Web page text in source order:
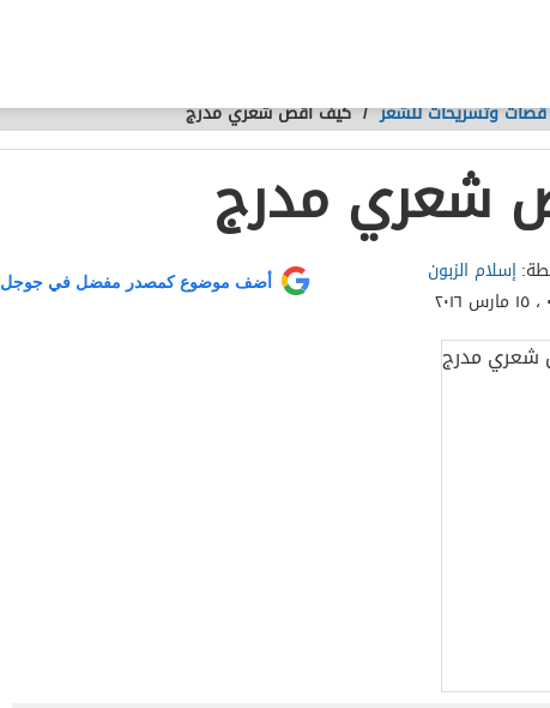
قصات وتسريحات للشعر /كيف أقص شعري مدرج
شعري مدرج
إسلام الزبون
أضف موضوع كمصدر مفضل في جوجل